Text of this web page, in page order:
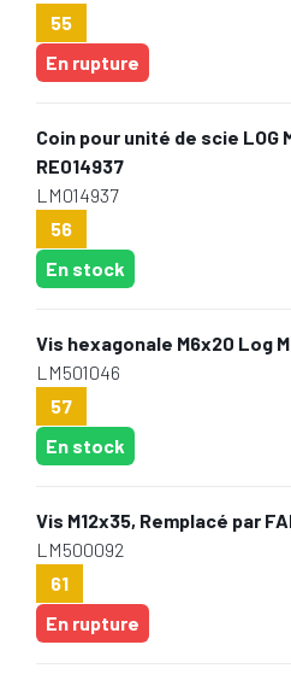
55
En rupture
Coin pour unité de scie LOG
RE014937
LM014937
56
En stock
Vis hexagonale M6x20 Log
LM501046
57
En stock
Vis M12x35, Remplacé par
LM500092
61
En rupture